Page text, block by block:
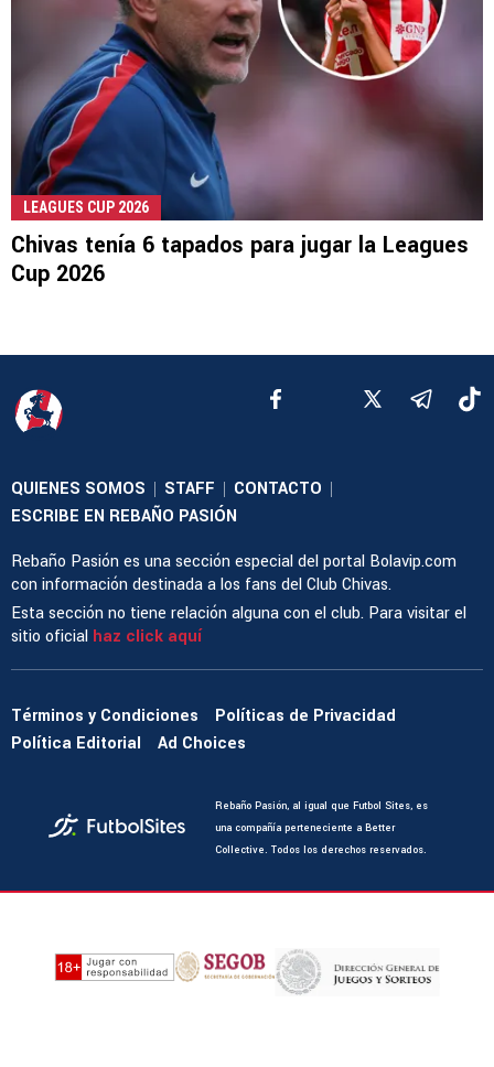
LEAGUES CUP 2026
Chivas tenía 6 tapados para jugar la Leagues
Cup 2026
QUIENES SOMOS | STAFF | CONTACTO |
ESCRIBE EN REBAÑO PASIÓN
Rebaño Pasión es una sección especial del portal Bolavip.com
con información destinada a los fans del Club Chivas.
Esta sección no tiene relación alguna con el club. Para visitar el
sitio oficial haz click aquí
Términos y Condiciones
Políticas de Privacidad
Política Editorial
Ad Choices
Rebaño Pasión, al igual que Futbol Sites, es
una compañía perteneciente a Better
Collective. Todos los derechos reservados.